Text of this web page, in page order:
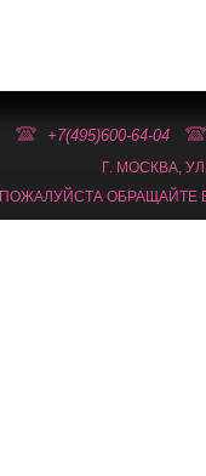
+7(495)600-64-04
Г. МОСКВА,
ПОЖАЛУЙСТА ОБРАЩАЙТЕ